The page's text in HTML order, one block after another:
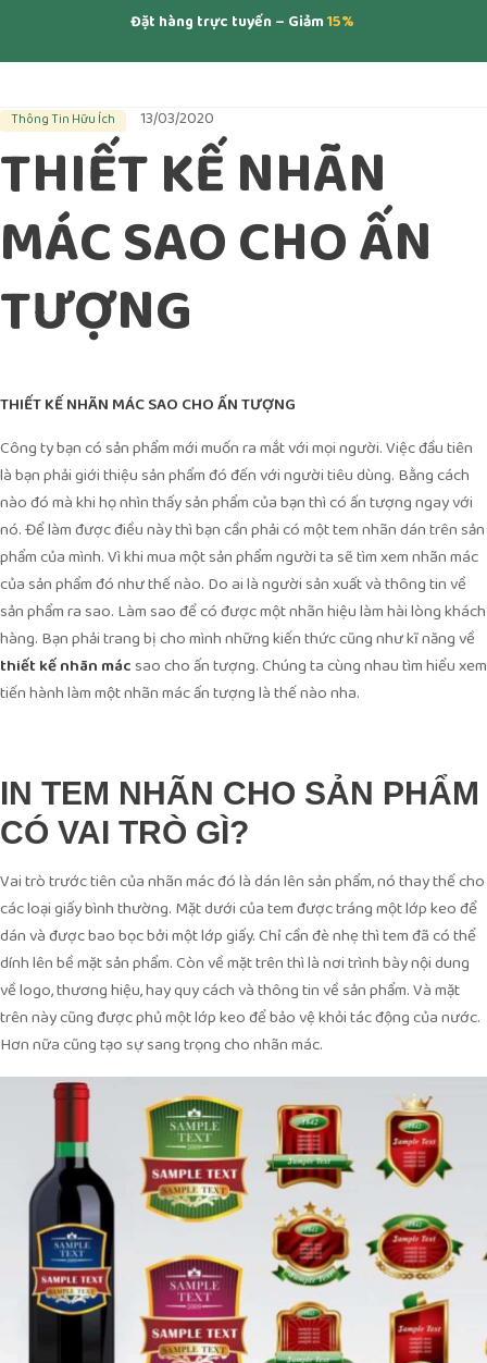
Đặt hàng trực tuyến – Giảm15%
Thông Tin Hữu Ích 13/03/2020
THIẾT KẾ NHÃN
MÁC SAO CHO ẤN
TƯỢNG
THIẾT KẾ NHÃN MÁC SAO CHO ẤN TƯỢNG
Công ty bạn có sản phẩm mới muốn ra mắt với mọi người. Việc đầu tiên
là bạn phải giới thiệu sản phẩm đó đến với người tiêu dùng. Bằng cách
nào đó mà khi họ nhìn thấy sản phẩm của bạn thì có ấn tượng ngay với
nó. Để làm được điều này thì bạn cần phải có một tem nhãn dán trên sản
phẩm của mình. Vì khi mua một sản phẩm người ta sẽ tìm xem nhãn mác
của sản phẩm đó như thế nào. Do ai là người sản xuất và thông tin về
sản phẩm ra sao. Làm sao để có được một nhãn hiệu làm hài lòng khách
hàng. Bạn phải trang bị cho mình những kiến thức cũng như kĩ năng về
thiết kế nhãn mácsao cho ấn tượng. Chúng ta cùng nhau tìm hiểu xem
tiến hành làm một nhãn mác ấn tượng là thế nào nha.
IN TEM NHÃN CHO SẢN PHẨM
CÓ VAI TRÒ GÌ?
Vai trò trước tiên của nhãn mác đó là dán lên sản phẩm, nó thay thế cho
các loại giấy bình thường. Mặt dưới của tem được tráng một lớp keo để
dán và được bao bọc bởi một lớp giấy. Chỉ cần đè nhẹ thì tem đã có thể
dính lên bề mặt sản phẩm. Còn về mặt trên thì là nơi trình bày nội dung
về logo, thương hiệu, hay quy cách và thông tin về sản phẩm. Và mặt
trên này cũng được phủ một lớp keo để bảo vệ khỏi tác động của nước.
Hơn nữa cũng tạo sự sang trọng cho nhãn mác.